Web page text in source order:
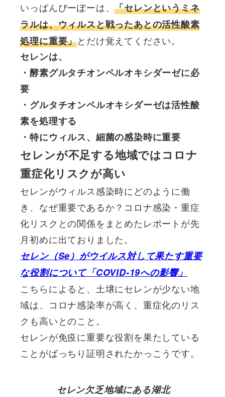
いっぱんぴーぽーは、「セレンというミネ
ラルは、ウィルスと戦ったあとの活性酸素
処理に重要」とだけ覚えてください。
セレンは、
・酵素グルタチオンペルオキシダーゼに必
要
・グルタチオンペルオキシダーゼは活性酸
素を処理する
・特にウィルス、細菌の感染時に重要
セレンが不足する地域ではコロナ
重症化リスクが高い
セレンがウィルス感染時にどのように働
き、なぜ重要であるか？コロナ感染・重症
化リスクとの関係をまとめたレポートが先
月初めに出ておりました。
セレン（Se）がウイルス対して果たす重要
な役割について「COVID-19への影響」
こちらによると、土壌にセレンが少ない地
域は、コロナ感染率が高く、重症化のリス
クも高いとのこと。
セレンが免疫に重要な役割を果たしている
ことがばっちり証明されたかっこうです。
セレン欠乏地域にある湖北